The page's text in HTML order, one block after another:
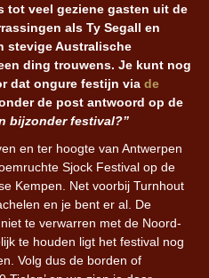
tot veel geziene gasten uit de
als Ty Segall en
stevige Australische
ding trouwens. Je kunt nog
dat ongure festijn via de
de post antwoord op de
bijzonder festival?”
en ter hoogte van Antwerpen
Sjock Festival op de
Kempen. Net voorbij Turnhout
en je bent er al. De
te verwarren met de Noord-
te houden ligt het festival nog
Volg dus de borden of